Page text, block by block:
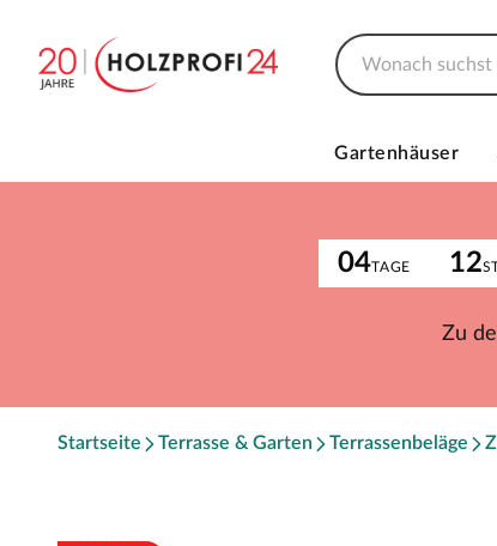
Gartenhäuser
04TAGE 12
Zu
Startseite Terrasse & Garten Terrassenbeläge